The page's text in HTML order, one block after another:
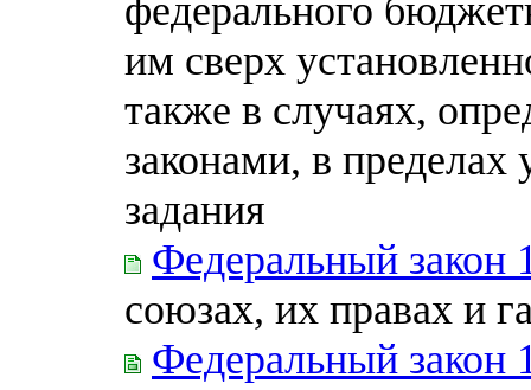
федерального
им сверх
также в случаях,
законами, в пределах
задания
Федеральный закон
союзах, их правах и
Федеральный закон